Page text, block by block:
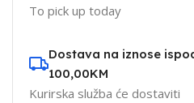
To pick up today
Dostava na iznose
100,00KM
Kurirska služba će dostaviti